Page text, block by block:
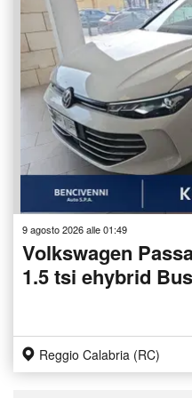
9 agosto 2026 alle 01:49
Volkswagen
1.5 tsi ehybrid
Reggio Calabria (RC)